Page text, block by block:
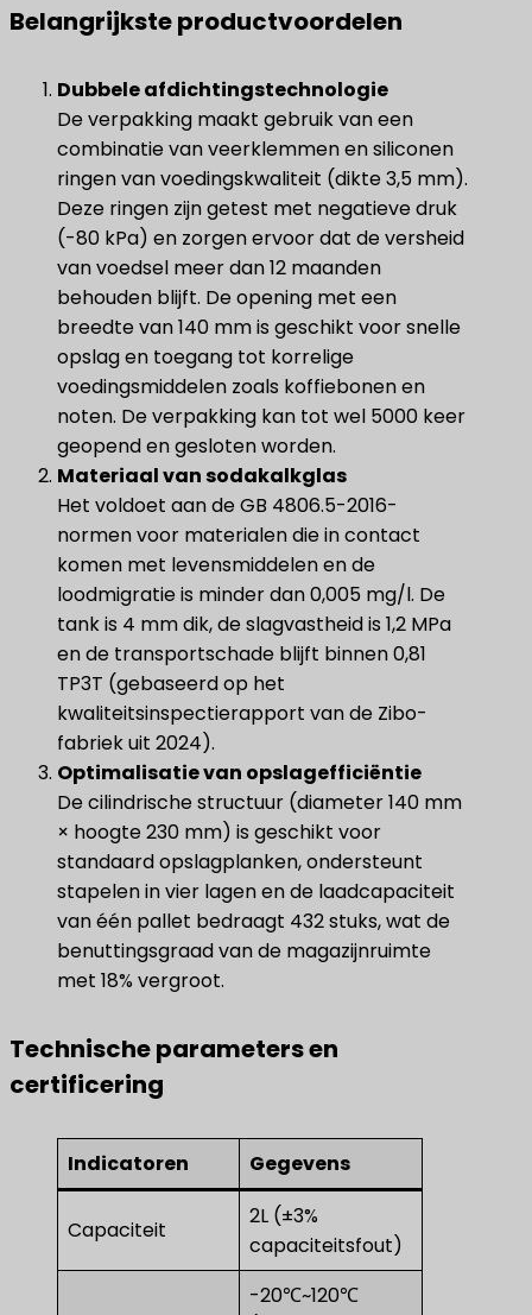
Belangrijkste productvoordelen
Dubbele afdichtingstechnologie
De verpakking maakt gebruik van een
combinatie van veerklemmen en siliconen
ringen van voedingskwaliteit (dikte 3,5 mm).
Deze ringen zijn getest met negatieve druk
(-80 kPa) en zorgen ervoor dat de versheid
van voedsel meer dan 12 maanden
behouden blijft. De opening met een
breedte van 140 mm is geschikt voor snelle
opslag en toegang tot korrelige
voedingsmiddelen zoals koffiebonen en
noten. De verpakking kan tot wel 5000 keer
geopend en gesloten worden.
Materiaal van sodakalkglas
Het voldoet aan de GB 4806.5-2016-
normen voor materialen die in contact
komen met levensmiddelen en de
loodmigratie is minder dan 0,005 mg/l. De
tank is 4 mm dik, de slagvastheid is 1,2 MPa
en de transportschade blijft binnen 0,81
TP3T (gebaseerd op het
kwaliteitsinspectierapport van de Zibo-
fabriek uit 2024).
Optimalisatie van opslagefficiëntie
De cilindrische structuur (diameter 140 mm
× hoogte 230 mm) is geschikt voor
standaard opslagplanken, ondersteunt
stapelen in vier lagen en de laadcapaciteit
van één pallet bedraagt 432 stuks, wat de
benuttingsgraad van de magazijnruimte
met 18% vergroot.
Technische parameters en
certificering
Indicatoren Gegevens
Capaciteit
2L (±3%
capaciteitsfout)
-20℃~120℃